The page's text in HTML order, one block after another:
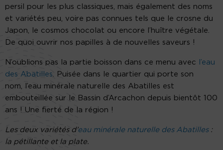
persil pour les plus classiques, mais également des noms
et variétés peu, voire pas connues tels que le crosne du
Japon, le cosmos chocolat ou encore l’huître végétale.
De quoi ouvrir nos papilles à de nouvelles saveurs !
N’oublions pas la partie boisson dans ce menu avec
l’eau
des Abatilles. Puisée dans le quartier qui porte son
nom, l’eau minérale naturelle des Abatilles est
embouteillée sur le Bassin d’Arcachon depuis bientôt 100
ans ! Une fierté de la région !
Les deux variétés d’eau minérale naturelle des Abatilles:
la pétillante et la plate.